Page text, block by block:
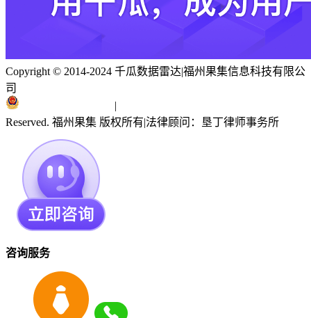
Copyright © 2014-2024 千瓜数据雷达|福州果集信息科技有限公
司
|
Reserved. 福州果集 版权所有|法律顾问：垦丁律师事务所
咨询服务